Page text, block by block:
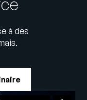
à des